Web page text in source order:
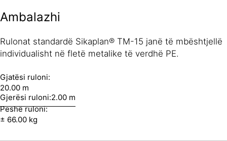
Ambalazhi
Rulonat standardë Sikaplan® TM-15 janë të mbështjellë
individualisht në fletë metalike të verdhë PE.
Gjatësi ruloni:
20.00 m
Gjerësi ruloni:2.00 m
Peshë ruloni:
± 66.00 kg